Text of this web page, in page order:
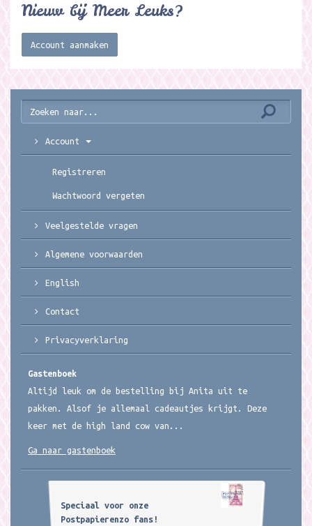
Nieuw bij Meer Leuks?
Account aanmaken
Account
Registreren
Wachtwoord vergeten
Veelgestelde vragen
Algemene voorwaarden
English
Contact
Privacyverklaring
Gastenboek
Altijd leuk om de bestelling bij Anita uit te
pakken. Alsof je allemaal cadeautjes krijgt. Deze
keer met de high land cow van...
Ga naar gastenboek
Speciaal voor onze
Postpapierenzo fans!